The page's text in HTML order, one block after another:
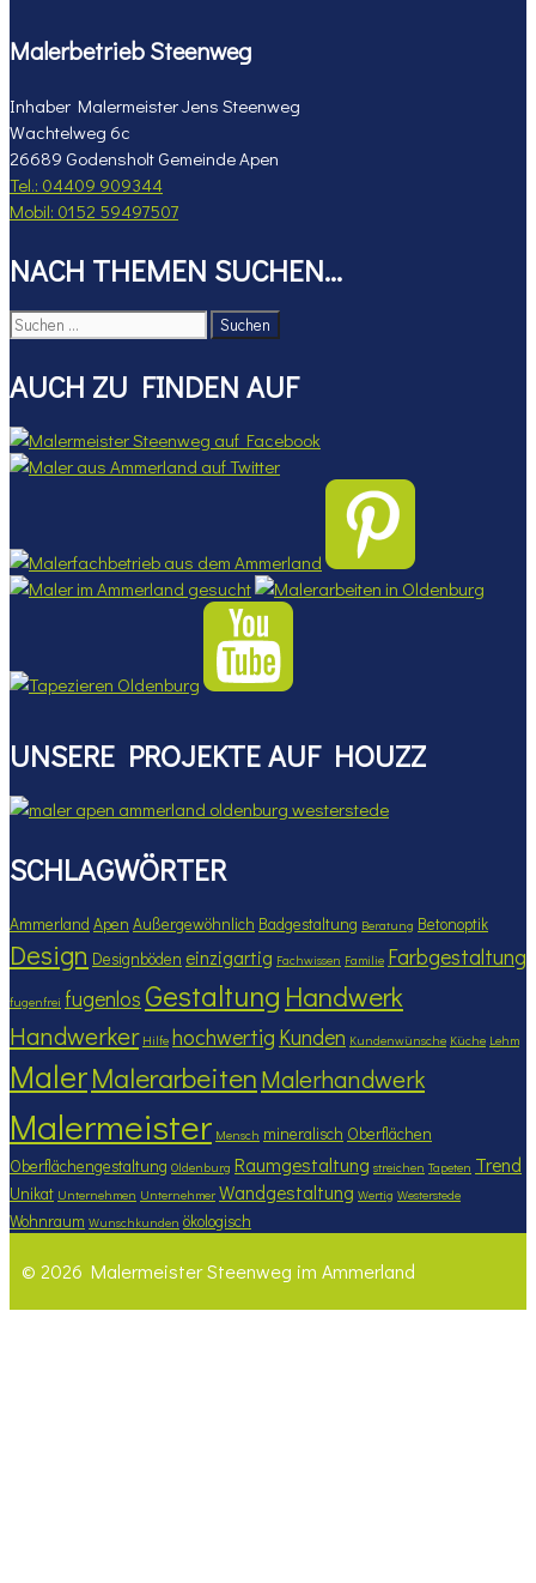
Malerbetrieb Steenweg
Inhaber Malermeister Jens Steenweg
Wachtelweg 6c
26689 Godensholt Gemeinde Apen
Tel.: 04409 909344
Mobil: 0152 59497507
NACH THEMEN SUCHEN…
Suchen
AUCH ZU FINDEN AUF
UNSERE PROJEKTE AUF HOUZZ
SCHLAGWÖRTER
Ammerland Apen Außergewöhnlich Badgestaltung Beratung Betonoptik
Design Designböden einzigartig Fachwissen Familie Farbgestaltung
fugenfrei fugenlos Gestaltung Handwerk
Handwerker Hilfe hochwertig Kunden Kundenwünsche Küche Lehm
MalerMalerarbeitenMalerhandwerk
Malermeister Mensch mineralisch Oberflächen
Oberflächengestaltung Oldenburg Raumgestaltung streichen Tapeten Trend
Unikat Unternehmen Unternehmer Wandgestaltung Wertig Westerstede
Wohnraum Wunschkunden ökologisch
© 2026 Malermeister Steenweg im Ammerland